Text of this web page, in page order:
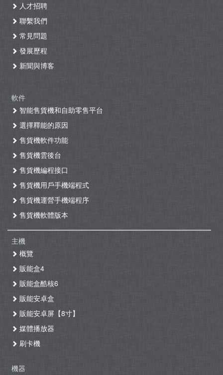
人才招聘
聯繫我們
常見問題
發展歷程
新聞與博客
軟件
智能售貨機和自助零售平台
選擇釋能的原因
售貨機軟件功能
售貨機雲後台
售貨機編程接口
售貨機用戶手機端程式
售貨機運營手機端程序
售貨機軟體版本
主機
概覽
販能盒4
販能盒酷核6
販能安卓盒
販能安卓屏【8寸】
媒體播放器
刷卡機
機器